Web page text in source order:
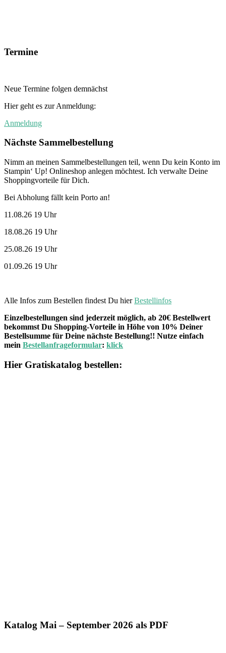
Termine
Neue Termine folgen demnächst
Hier geht es zur Anmeldung:
Anmeldung
Nächste Sammelbestellung
Nimm an meinen Sammelbestellungen teil, wenn Du kein Konto im
Stampin‘ Up! Onlineshop anlegen möchtest. Ich verwalte Deine
Shoppingvorteile für Dich.
Bei Abholung fällt kein Porto an!
11.08.26 19 Uhr
18.08.26 19 Uhr
25.08.26 19 Uhr
01.09.26 19 Uhr
Alle Infos zum Bestellen findest Du hierBestellinfos
Einzelbestellungen sind jederzeit möglich, ab 20€ Bestellwert
bekommst Du Shopping-Vorteile in Höhe von 10% Deiner
Bestellsumme für Deine nächste Bestellung!! Nutze einfach
mein Bestellanfrageformular: klick
Hier Gratiskatalog bestellen:
Katalog Mai – September 2026 als PDF